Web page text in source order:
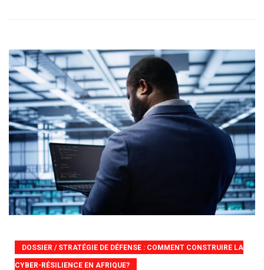
DOSSIER / STRATÉGIE DE DÉFENSE : COMMENT CONSTRUIRE LA
CYBER-RÉSILIENCE EN AFRIQUE?